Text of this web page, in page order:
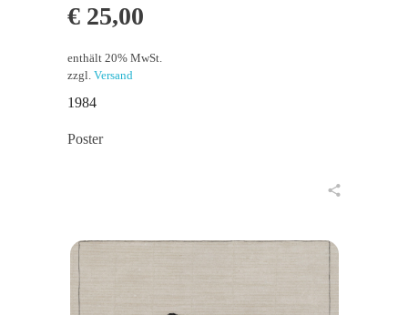
€ 25,00
enthält 20% MwSt.
zzgl. Versand
1984
Poster